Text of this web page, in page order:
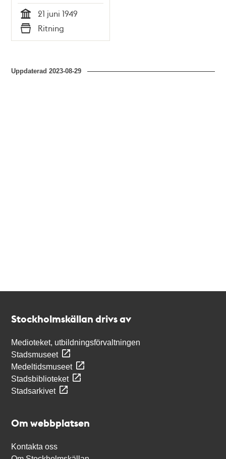
Tid
21 juni 1949
Typ
Ritning
Uppdaterad2023-08-29
Stockholmskällan drivs av
Medioteket, utbildningsförvaltningen
Stadsmuseet
Medeltidsmuseet
Stadsbiblioteket
Stadsarkivet
Om webbplatsen
Kontakta oss